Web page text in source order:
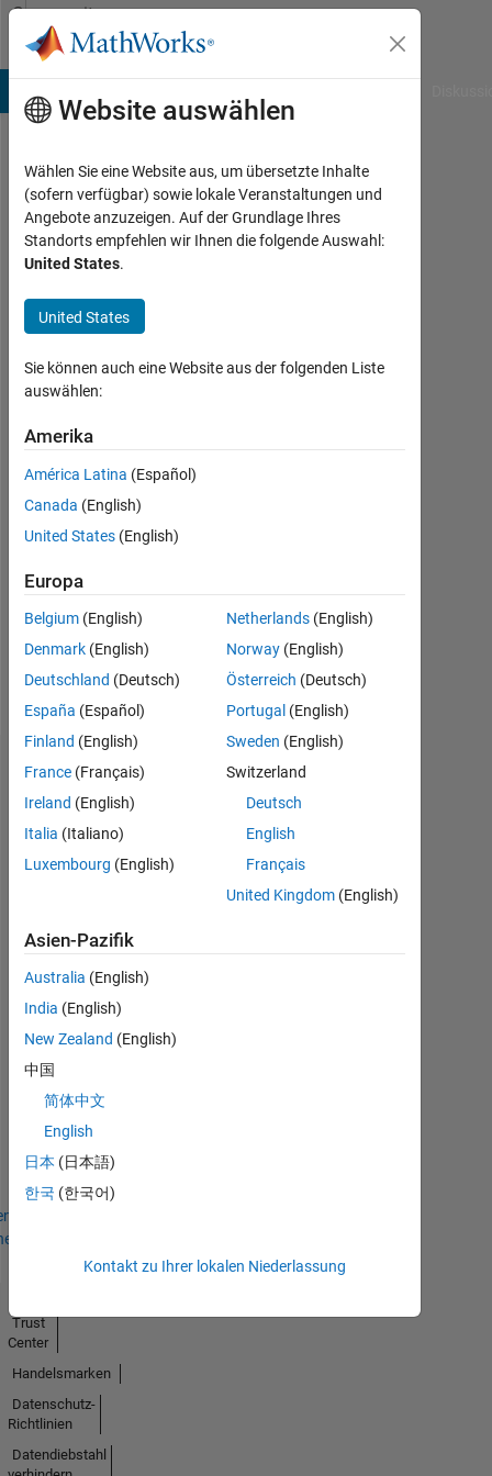
Weiter zum Inhalt
Community
Profile
Sonja
Cortes
Last
mehr
als 6
Jahre
Aktiv
seit
2020
0
Following:
0
Follow
Abzeichen
No
Badges
Earned
Website auswählen
Wählen Sie eine Website aus, um übersetzte Inhalte
(sofern verfügbar) sowie lokale Veranstaltungen und
Angebote anzuzeigen. Auf der Grundlage Ihres
Standorts empfehlen wir Ihnen die folgende Auswahl:
United States.
United States
Sie können auch eine Website aus der folgenden Liste
auswählen:
Amerika
América Latina (Español)
Canada (English)
United States (English)
Europa
Belgium (English)
Denmark (English)
Deutschland (Deutsch)
España (Español)
Finland (English)
France (Français)
Ireland (English)
Italia (Italiano)
Luxembourg (English)
Netherlands (English)
Norway (English)
Österreich (Deutsch)
Portugal (English)
Sweden (English)
Switzerland
Deutsch
English
Français
United Kingdom (English)
Asien-Pazifik
Australia (English)
India (English)
New Zealand (English)
中国
简体中文
English
日本 (日本語)
한국 (한국어)
Kontakt zu Ihrer lokalen Niederlassung
Trust
Center
Handelsmarken
Datenschutz-
Richtlinien
Datendiebstahl